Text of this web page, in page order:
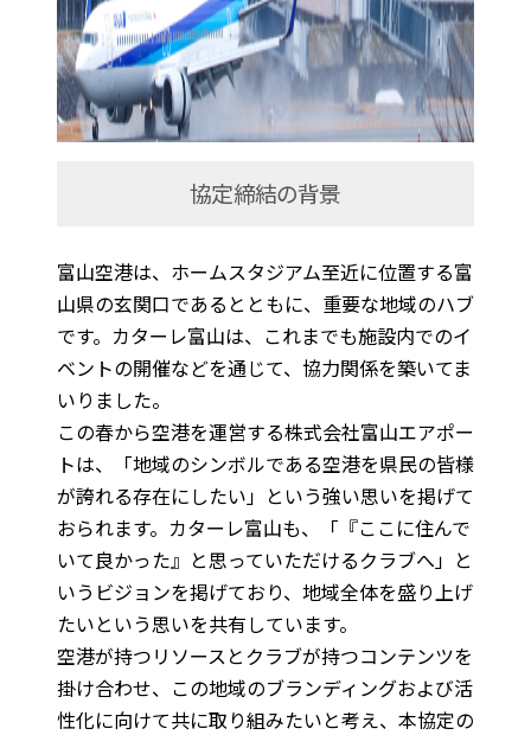
協定締結の背景
富山空港は、ホームスタジアム至近に位置する富
山県の玄関口であるとともに、重要な地域のハブ
です。カターレ富山は、これまでも施設内でのイ
ベントの開催などを通じて、協力関係を築いてま
いりました。
この春から空港を運営する株式会社富山エアポー
トは、「地域のシンボルである空港を県民の皆様
が誇れる存在にしたい」という強い思いを掲げて
おられます。カターレ富山も、「『ここに住んで
いて良かった』と思っていただけるクラブへ」と
いうビジョンを掲げており、地域全体を盛り上げ
たいという思いを共有しています。
空港が持つリソースとクラブが持つコンテンツを
掛け合わせ、この地域のブランディングおよび活
性化に向けて共に取り組みたいと考え、本協定の